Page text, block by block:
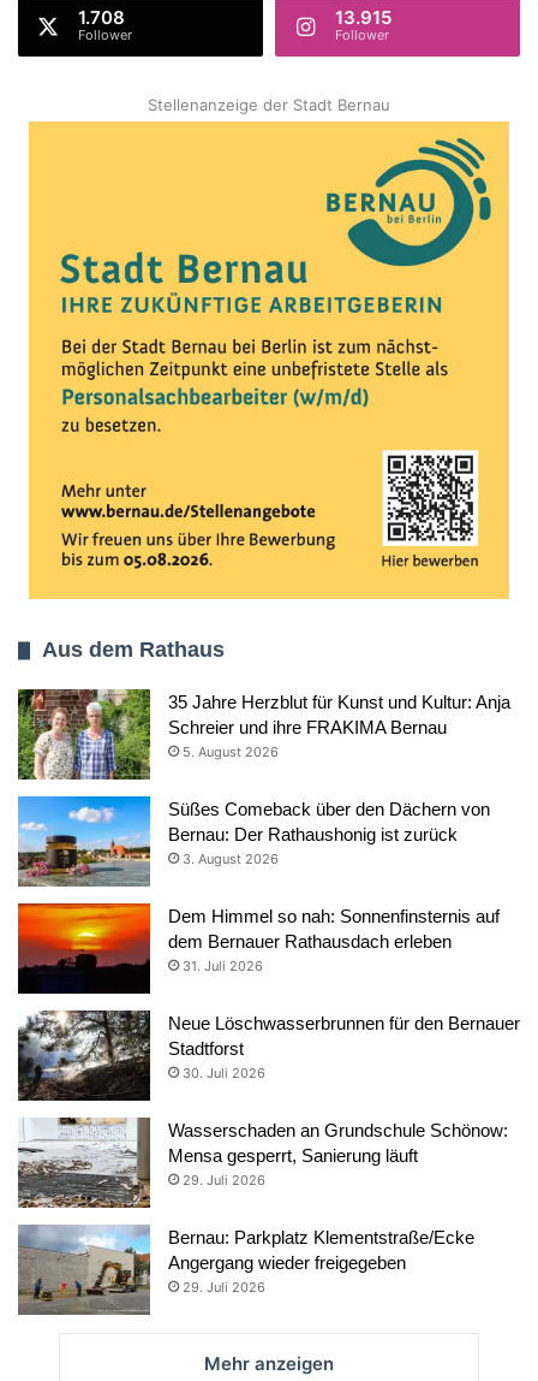
1.708
Follower
13.915
Follower
Stellenanzeige der Stadt Bernau
Aus dem Rathaus
35 Jahre Herzblut für Kunst und Kultur: Anja
Schreier und ihre FRAKIMA Bernau
5. August 2026
Süßes Comeback über den Dächern von
Bernau: Der Rathaushonig ist zurück
3. August 2026
Dem Himmel so nah: Sonnenfinsternis auf
dem Bernauer Rathausdach erleben
31. Juli 2026
Neue Löschwasserbrunnen für den Bernauer
Stadtforst
30. Juli 2026
Wasserschaden an Grundschule Schönow:
Mensa gesperrt, Sanierung läuft
29. Juli 2026
Bernau: Parkplatz Klementstraße/Ecke
Angergang wieder freigegeben
29. Juli 2026
Mehr anzeigen